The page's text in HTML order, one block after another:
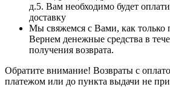
д.5. Вам необходимо будет
доставку
Мы свяжемся с Вами, как только
Вернем денежные средства в
получения возврата.
Обратите внимание! Возвраты с
платежом или до пункта выдачи не